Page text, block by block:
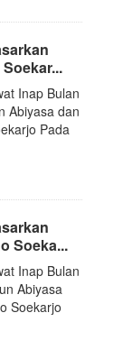
Inap Bulan
Abiyasa dan
Pada
Soeka...
Inap Bulan
Abiyasa
Soekarjo